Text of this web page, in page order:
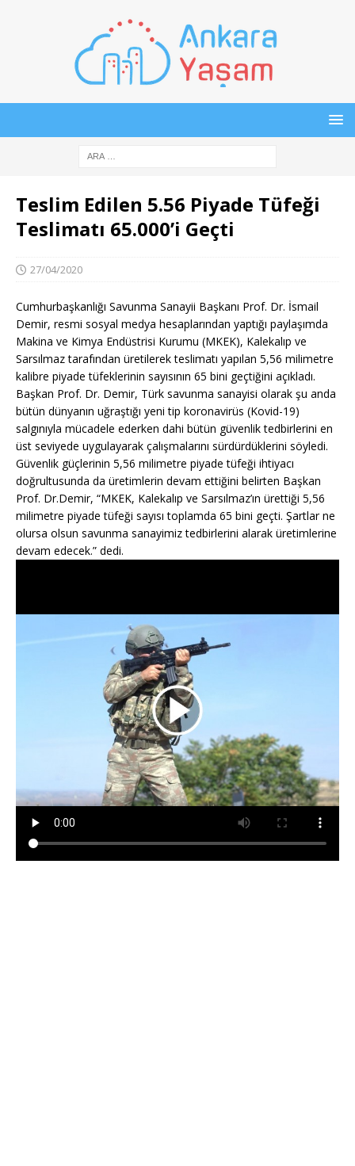
Teslim Edilen 5.56 Piyade Tüfeği
Teslimatı 65.000’i Geçti
27/04/2020
Cumhurbaşkanlığı Savunma Sanayii Başkanı Prof. Dr. İsmail
Demir, resmi sosyal medya hesaplarından yaptığı paylaşımda
Makina ve Kimya Endüstrisi Kurumu (MKEK), Kalekalıp ve
Sarsılmaz tarafından üretilerek teslimatı yapılan 5,56 milimetre
kalibre piyade tüfeklerinin sayısının 65 bini geçtiğini açıkladı.
Başkan Prof. Dr. Demir, Türk savunma sanayisi olarak şu anda
bütün dünyanın uğraştığı yeni tip koronavirüs (Kovid-19)
salgınıyla mücadele ederken dahi bütün güvenlik tedbirlerini en
üst seviyede uygulayarak çalışmalarını sürdürdüklerini söyledi.
Güvenlik güçlerinin 5,56 milimetre piyade tüfeği ihtiyacı
doğrultusunda da üretimlerin devam ettiğini belirten Başkan
Prof. Dr.Demir, “MKEK, Kalekalıp ve Sarsılmaz’ın ürettiği 5,56
milimetre piyade tüfeği sayısı toplamda 65 bini geçti. Şartlar ne
olursa olsun savunma sanayimiz tedbirlerini alarak üretimlerine
devam edecek.” dedi.